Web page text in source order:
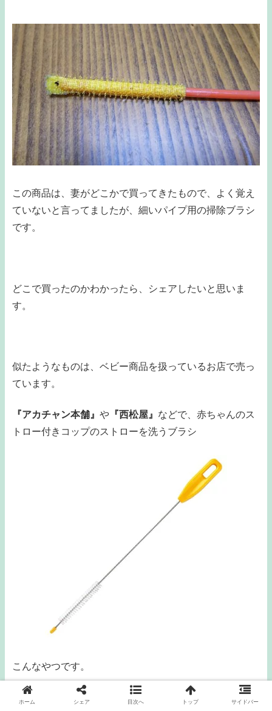
この商品は、妻がどこかで買ってきたもので、よく覚え
ていないと言ってましたが、細いパイプ用の掃除ブラシ
です。
どこで買ったのかわかったら、シェアしたいと思いま
す。
似たようなものは、ベビー商品を扱っているお店で売っ
ています。
『アカチャン本舗』 や 『西松屋』 などで、赤ちゃんのス
トロー付きコップのストローを洗うブラシ
こんなやつです。
うちの子も小さい時は、いろろなタイプのブラシあった
ホーム シェア 目次へ トップ サイドバー